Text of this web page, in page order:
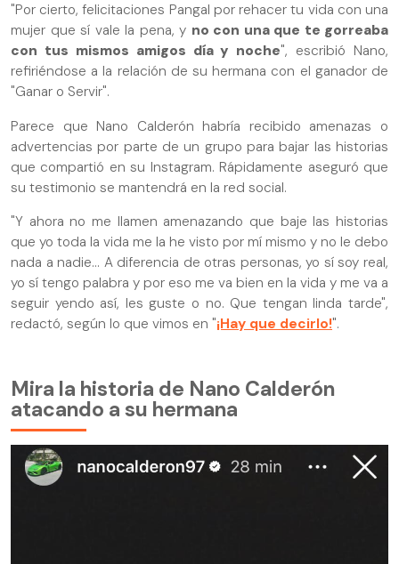
"Por cierto, felicitaciones Pangal por rehacer tu vida con una
mujer que sí vale la pena, y no con una que te gorreaba
con tus mismos amigos día y noche", escribió Nano,
refiriéndose a la relación de su hermana con el ganador de
"Ganar o Servir".
Parece que Nano Calderón habría recibido amenazas o
advertencias por parte de un grupo para bajar las historias
que compartió en su Instagram. Rápidamente aseguró que
su testimonio se mantendrá en la red social.
"Y ahora no me llamen amenazando que baje las historias
que yo toda la vida me la he visto por mí mismo y no le debo
nada a nadie... A diferencia de otras personas, yo sí soy real,
yo sí tengo palabra y por eso me va bien en la vida y me va a
seguir yendo así, les guste o no. Que tengan linda tarde",
redactó, según lo que vimos en "¡Hay que decirlo!".
Mira la historia de Nano Calderón
atacando a su hermana